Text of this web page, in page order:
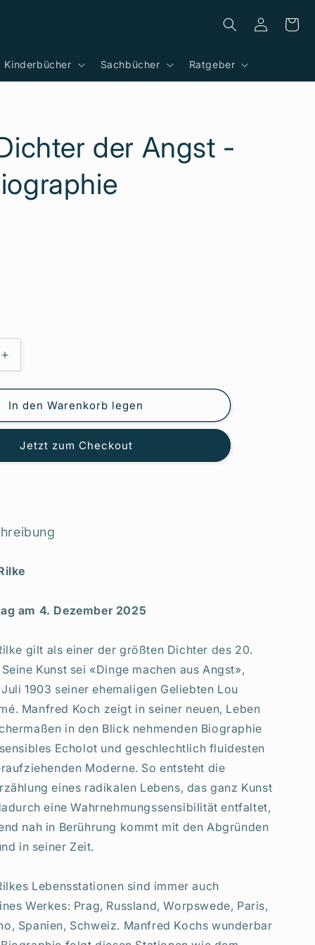
Kinderbücher Sachbücher Ratgeber
Einloggen
der Angst -
Erhöhe
die
Menge
für
Rilke:
der
Angst
In den Warenkorb legen
Jetzt zum Checkout
am 4. Dezember 2025
gilt als einer der größten Dichter des 20.
Kunst sei «Dinge machen aus Angst»,
1903 seiner ehemaligen Geliebten Lou
Manfred Koch zeigt in seiner neuen, Leben
in den Blick nehmenden Biographie
Echolot und geschlechtlich fluidesten
Moderne. So entsteht die
eines radikalen Lebens, das ganz Kunst
eine Wahrnehmungssensibilität entfaltet,
nah in Berührung kommt mit den Abgründen
in seiner Zeit.
Lebensstationen sind immer auch
Werkes: Prag, Russland, Worpswede, Paris,
Spanien, Schweiz. Manfred Kochs wunderbar